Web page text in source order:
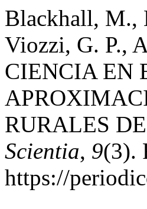
Blackhall, M.,
Viozzi, G. P.,
CIENCIA EN
RURALES
Scientia, 9(3).
https://